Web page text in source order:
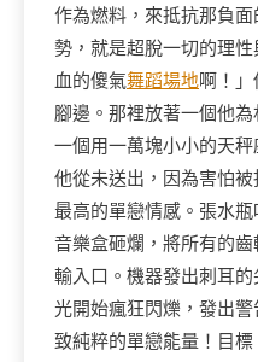
作為燃料，來抵抗那負
勢，就是超脫一切的理
血的傻氣舞蹈場地啊！
腳邊。那裡放著一個他為
一個用一萬塊小小的天
他從未送出，因為害怕
最高的單戀情感。張水
音樂盒砸爛，將所有的
輸入口。機器發出刺耳
光開始瘋狂閃爍，發出
致純粹的單戀能量！目